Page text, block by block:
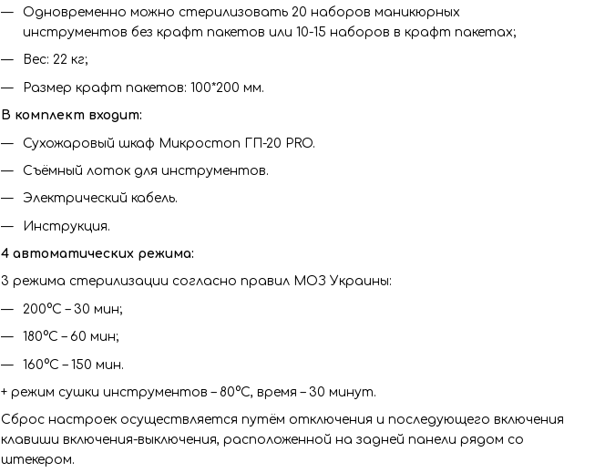
Одновременно можно стерилизовать 20 наборов маникюрных
инструментов без крафт пакетов или 10-15 наборов в крафт пакетах;
Вес: 22 кг;
Размер крафт пакетов: 100*200 мм.
В комплект входит:
Сухожаровый шкаф Микростоп ГП-20 PRO.
Съёмный лоток для инструментов.
Электрический кабель.
Инструкция.
4 автоматических режима:
3 режима стерилизации согласно правил МОЗ Украины:
200°С – 30 мин;
180°С – 60 мин;
160°С – 150 мин.
+ режим сушки инструментов – 80°С, время – 30 минут.
Сброс настроек осуществляется путём отключения и последующего включения
клавиши включения-выключения, расположенной на задней панели рядом со
штекером.